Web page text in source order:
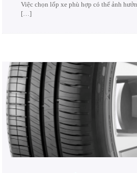
Việc chọn lốp xe phù hợp có thể ảnh
[…]